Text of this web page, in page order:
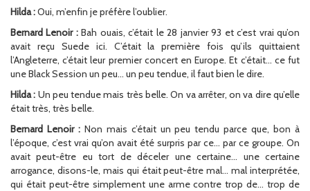
Hilda :Oui, m’enfin je préfère l’oublier.
Bernard Lenoir :Bah ouais, c’était le 28 janvier 93 et c’est vrai qu’on
avait reçu Suede ici. C’était la première fois qu’ils quittaient
l’Angleterre, c’était leur premier concert en Europe. Et c’était… ce fut
une Black Session un peu… un peu tendue, il faut bien le dire.
Hilda : Un peu tendue mais très belle. On va arrêter, on va dire qu’elle
était très, très belle.
Bernard Lenoir : Non mais c’était un peu tendu parce que, bon à
l’époque, c’est vrai qu’on avait été surpris par ce… par ce groupe. On
avait peut-être eu tort de déceler une certaine… une certaine
arrogance, disons-le, mais qui était peut-être mal… mal interprétée,
qui était peut-être simplement une arme contre trop de… trop de